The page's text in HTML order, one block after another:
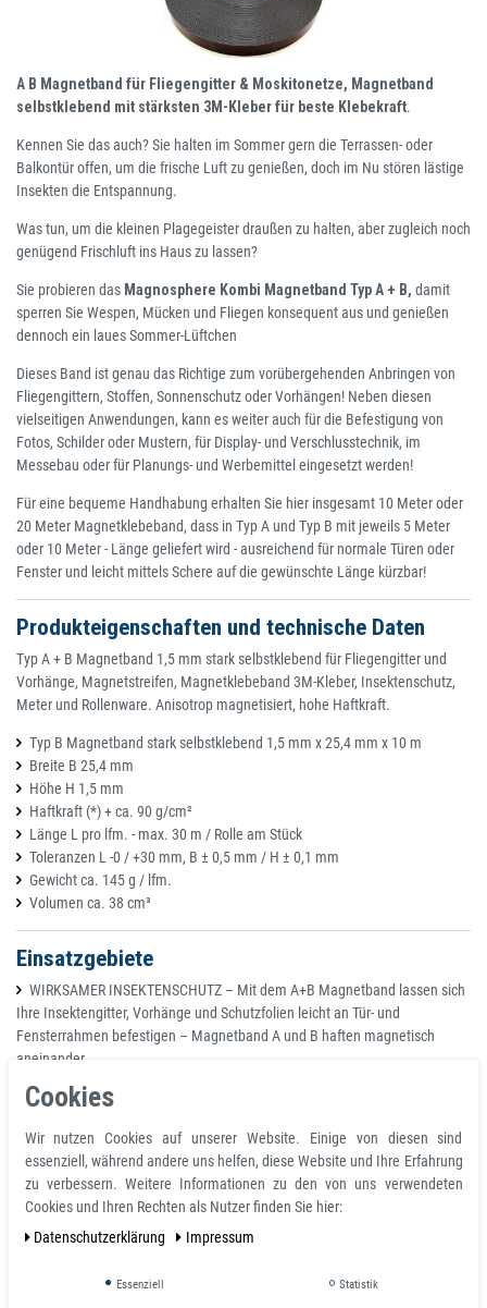
A B Magnetband für Fliegengitter & Moskitonetze, Magnetband
selbstklebend mit stärksten 3M-Kleber für beste Klebekraft.
Kennen Sie das auch? Sie halten im Sommer gern die Terrassen- oder
Balkontür offen, um die frische Luft zu genießen, doch im Nu stören lästige
Insekten die Entspannung.
Was tun, um die kleinen Plagegeister draußen zu halten, aber zugleich noch
genügend Frischluft ins Haus zu lassen?
Sie probieren das Magnosphere Kombi Magnetband Typ A + B, damit
sperren Sie Wespen, Mücken und Fliegen konsequent aus und genießen
dennoch ein laues Sommer-Lüftchen
Dieses Band ist genau das Richtige zum vorübergehenden Anbringen von
Fliegengittern, Stoffen, Sonnenschutz oder Vorhängen! Neben diesen
vielseitigen Anwendungen, kann es weiter auch für die Befestigung von
Fotos, Schilder oder Mustern, für Display- und Verschlusstechnik, im
Messebau oder für Planungs- und Werbemittel eingesetzt werden!
Für eine bequeme Handhabung erhalten Sie hier insgesamt 10 Meter oder
20 Meter Magnetklebeband, dass in Typ A und Typ B mit jeweils 5 Meter
oder 10 Meter - Länge geliefert wird - ausreichend für normale Türen oder
Fenster und leicht mittels Schere auf die gewünschte Länge kürzbar!
Produkteigenschaften und technische Daten
Typ A + B Magnetband 1,5 mm stark selbstklebend für Fliegengitter und
Vorhänge, Magnetstreifen, Magnetklebeband 3M-Kleber, Insektenschutz,
Meter und Rollenware. Anisotrop magnetisiert, hohe Haftkraft.
Typ B Magnetband stark selbstklebend 1,5 mm x 25,4 mm x 10 m
Breite B 25,4 mm
Höhe H 1,5 mm
Haftkraft (*) + ca. 90 g/cm²
Länge L pro lfm. - max. 30 m / Rolle am Stück
Toleranzen L -0 / +30 mm, B ± 0,5 mm / H ± 0,1 mm
Gewicht ca. 145 g / lfm.
Volumen ca. 38 cm³
Einsatzgebiete
WIRKSAMER INSEKTENSCHUTZ – Mit dem A+B Magnetband lassen sich
Ihre Insektengitter, Vorhänge und Schutzfolien leicht an Tür- und
Fensterrahmen befestigen – Magnetband A und B haften magnetisch
aneinander.
auf der Rückseite ist ein langlebiger und fester Halt an jeglichem
INDIVIDUELL ZUSCHNEIDBAR – Die Bänder lassen sich mit einer
normalen Schere innerhalb weniger Sekunden auf Ihr gewünschtes Maß
SEHR VIELSEITIG & FLEXIBEL - Ganz egal ob am Fenster oder Tür,
Bohren bei der Anbringung des Fliegengitters vollständig weg.
Cookies
Wir nutzen Cookies auf unserer Website. Einige von diesen sind
essenziell, während andere uns helfen, diese Website und Ihre Erfahrung
zu verbessern. Weitere Informationen zu den von uns verwendeten
Cookies und Ihren Rechten als Nutzer finden Sie hier:
Daten­schutz­erklärung
Impressum
Essenziell Statistik